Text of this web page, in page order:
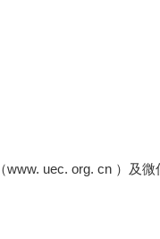
（www. uec. org. cn ）及